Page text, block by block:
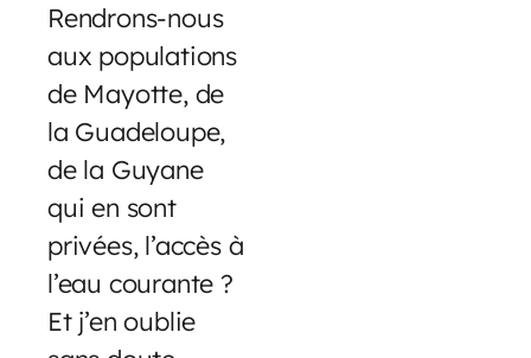
Rendrons-nous
aux populations
de Mayotte, de
la Guadeloupe,
de la Guyane
qui en sont
privées, l’accès à
l’eau courante ?
Et j’en oublie